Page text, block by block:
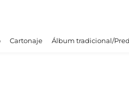
Cartonaje Álbum tradicional/